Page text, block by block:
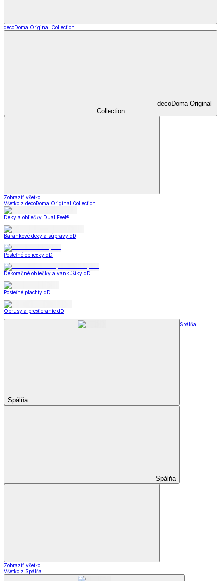
decoDoma Original Collection
decoDoma Original
Collection
Zobraziť všetko
Všetko z decoDoma Original Collection
Deky a obliečky Dual Feel®
Baránkové deky a súpravy dD
Posteľné obliečky dD
Dekoračné obliečky a vankúšiky dD
Posteľné plachty dD
Obrusy a prestieranie dD
Spálňa
Spálňa
Spálňa
Zobraziť všetko
Všetko z Spálňa